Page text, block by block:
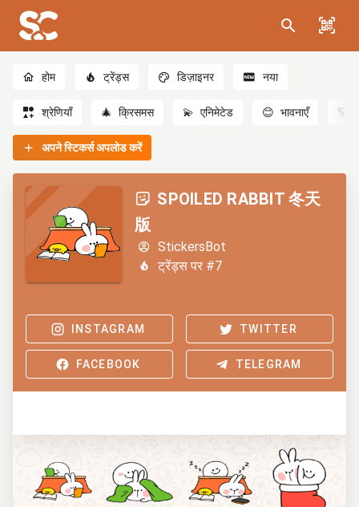
होम ट्रेंड्स डिज़ाइनर नया
श्रेणियाँ 🎄 क्रिसमस 💫 एनिमेटेड 😊 भावनाएँ 🐻
अपने स्टिकर्स अपलोड करें
SPOILED RABBIT 冬天
版
StickersBot
ट्रेंड्स पर #7
INSTAGRAM TWITTER
FACEBOOK TELEGRAM